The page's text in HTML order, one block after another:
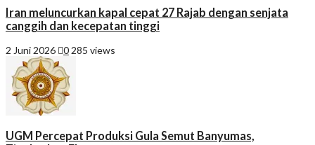
Iran meluncurkan kapal cepat 27 Rajab dengan senjata
canggih dan kecepatan tinggi
2 Juni 2026 0 285 views
UGM Percepat Produksi Gula Semut Banyumas,